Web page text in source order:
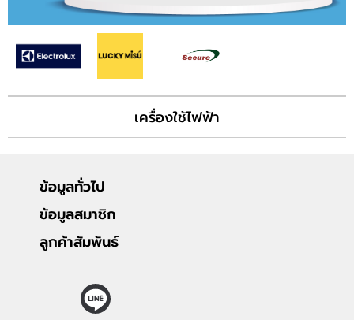
เครื่องใช้ไฟฟ้า
ข้อมูลทั่วไป
ข้อมูลสมาชิก
ลูกค้าสัมพันธ์